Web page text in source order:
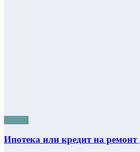
Ипотека или кредит на ремонт